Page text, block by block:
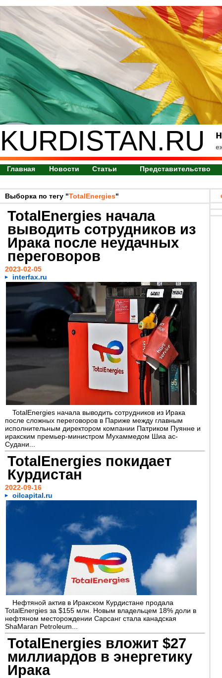
KURDISTAN.RU
Главная Новости Статьи Представительство
Выборка по тегу "TotalEnergies"
TotalEnergies начала
выводить сотрудников из
Ирака после неудачных
переговоров
2023-02-05
interfax.ru
TotalEnergies начала выводить сотрудников из Ирака
после сложных переговоров в Париже между главным
исполнительным директором компании Патриком Пуянне и
иракским премьер-министром Мухаммедом Шиа ас-
Судани...
TotalEnergies покидает
Курдистан
2022-09-16
oilcapital.ru
Нефтяной актив в Иракском Курдистане продала
TotalEnergies за $155 млн. Новым владельцем 18% доли в
нефтяном месторождении Сарсанг стала канадская
ShaMaran Petroleum...
TotalEnergies вложит $27
миллиардов в энергетику
Ирака